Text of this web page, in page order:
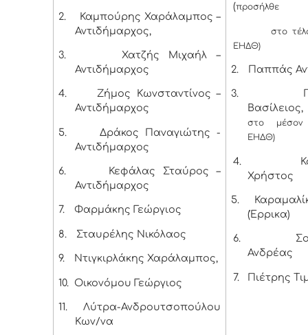
2.
Καμπούρης Χαράλαμπος –
Αντιδήμαρχος,
3.
Χατζής Μιχαήλ –
Αντιδήμαρχος
4.
Ζήμος Κωνσταντίνος –
Αντιδήμαρχος
5.
Δράκος Παναγιώτης -
Αντιδήμαρχος
6.
Κεφάλας Σταύρος –
Αντιδήμαρχος
7. Φαρμάκης Γεώργιος
8. Σταυρέλης Νικόλαος
9. Ντιγκιρλάκης Χαράλαμπος,
10. Οικονόμου Γεώργιος
11.
Λύτρα-Ανδρουτσοπούλου
Κων/να
(προσήλθε
στο
ΕΗΔΘ)
2. Παππάς
3.
Βασίλειος,
στο
ΕΗΔΘ)
4.
Χρήστος
5.
(Έρρικα)
6.
Ανδρέας
7. Πιέτρης